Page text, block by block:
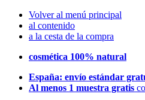
Volver al menú principal
al contenido
a la cesta de la compra
cosmética 100% natural
España: envío estándar
Al menos 1 muestra gratis